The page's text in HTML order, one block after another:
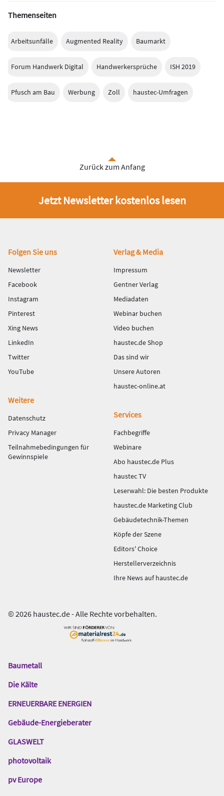
Themenseiten
Arbeitsunfälle Augmented Reality Baumarkt
Forum Handwerk Digital Handwerkersprüche ISH 2019
Pfusch am Bau Werbung Zoll haustec-Umfragen
Zurück zum Anfang
Jetzt Newsletter kostenlos lesen
Fußbereich
Folgen Sie uns
Newsletter
Facebook
Instagram
Pinterest
Xing News
LinkedIn
Twitter
YouTube
Verlag & Media
Impressum
Gentner Verlag
Mediadaten
Webinar buchen
Video buchen
haustec.de Shop
Das sind wir
Unsere Autoren
haustec-online.at
Weitere
Datenschutz
Privacy Manager
Teilnahmebedingungen für
Gewinnspiele
Services
Fachbegriffe
Webinare
Abo haustec.de Plus
haustec TV
Leserwahl: Die besten Produkte
haustec.de Marketing Club
Gebäudetechnik-Themen
Köpfe der Szene
Editors' Choice
Herstellerverzeichnis
Ihre News auf haustec.de
© 2026 haustec.de - Alle Rechte vorbehalten.
Das
Gentner
Baumetall
Die Kälte
ERNEUERBARE ENERGIEN
Gebäude-Energieberater
GLASWELT
photovoltaik
pv Europe